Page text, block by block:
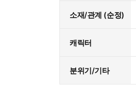
소재/관계 (순정)
캐릭터
분위기/기타